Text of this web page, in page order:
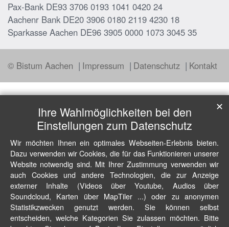
Pax-Bank DE93 3706 0193 1041 0420 24
Aachenr Bank DE20 3906 0180 2119 4230 18
Sparkasse Aachen DE96 3905 0000 1073 3045 35
© Bistum Aachen Impressum Datenschutz Kontakt
Ihre Wahlmöglichkeiten bei den
Einstellungen zum Datenschutz
Wir möchten Ihnen ein optimales Webseiten-Erlebnis bieten.
Dazu verwenden wir Cookies, die für das Funktionieren unserer
Website notwendig sind. Mit Ihrer Zustimmung verwenden wir
auch Cookies und andere Technologien, die zur Anzeige
externer Inhalte (Videos über Youtube, Audios über
Soundcloud, Karten über MapTiler ...) oder zu anonymen
Statistikzwecken genutzt werden. Sie können selbst
entscheiden, welche Kategorien Sie zulassen möchten. Bitte
✕